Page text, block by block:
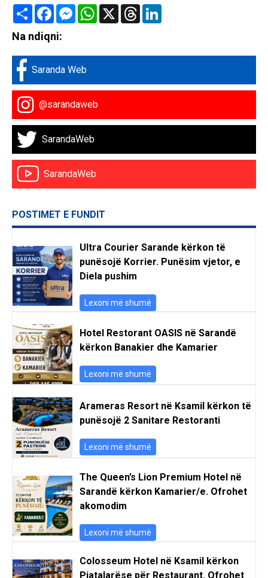
Share FacebookMessenger
WhatsApp
X Threads
Na ndiqni:
Saranda Web
@sarandaweb
SarandaWeb
SarandaWeb
POSTIMET E FUNDIT
Ultra Courier Sarande kërkon të
punësojë Korrier. Punësim vjetor, e
Diela pushim
Lexoni më shumë
Hotel Restorant OASIS në Sarandë
kërkon Banakier dhe Kamarier
Lexoni më shumë
Arameras Resort në Ksamil kërkon të
punësojë 2 Sanitare Restoranti
Lexoni më shumë
The Queen’s Lion Premium Hotel në
Sarandë kërkon Kamarier/e. Ofrohet
akomodim
Lexoni më shumë
Colosseum Hotel në Ksamil kërkon
Pjatalarëse për Restaurant. Ofrohet